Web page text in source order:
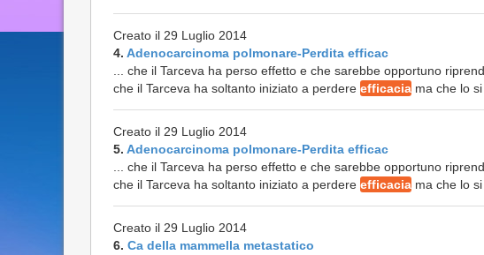
Creato il 29 Luglio 2014
4. Adenocarcinoma polmonare-Perdita efficac
... che il Tarceva ha perso effetto e che sarebbe opportuno
che il Tarceva ha soltanto iniziato a perdere efficacia ma che lo si
Creato il 29 Luglio 2014
5. Adenocarcinoma polmonare-Perdita efficac
... che il Tarceva ha perso effetto e che sarebbe opportuno
che il Tarceva ha soltanto iniziato a perdere efficacia ma che lo si
Creato il 29 Luglio 2014
6. Ca della mammella metastatico